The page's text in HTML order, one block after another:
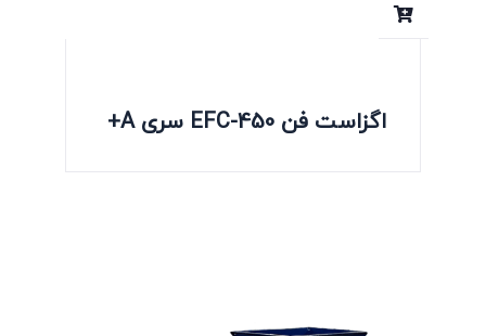
اگزاست فن EFC-450 سری A+